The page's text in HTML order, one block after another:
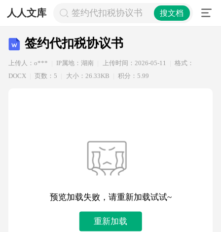
人人文库 签约代扣税协议书 搜文档
签约代扣税协议书
上传人：o*** IP属地：湖南 上传时间：2026-05-11
格式：
DOCX
页数：5 大小：26.33KB 积分：5.99
预览加载失败，请重新加载试试~
重新加载